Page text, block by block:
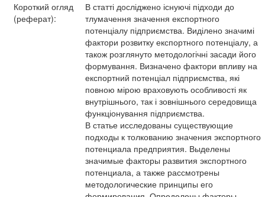
Короткий огляд
(реферат):
В статті досліджено існуючі підходи до
тлумачення значення експортного
потенціалу підприємства. Виділено значимі
фактори розвитку експортного потенціалу, а
також розглянуто методологічні засади його
формування. Визначено фактори впливу на
експортний потенціал підприємства, які
повною мірою враховують особливості як
внутрішнього, так і зовнішнього середовища
функціонування підприємства.
В статье исследованы существующие
подходы к толкованию значения экспортного
потенциала предприятия. Выделены
значимые факторы развития экспортного
потенциала, а также рассмотрены
методологические принципы его